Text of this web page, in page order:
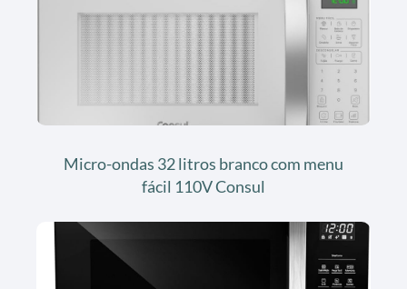
Micro-ondas 32 litros branco com menu
fácil 110V Consul